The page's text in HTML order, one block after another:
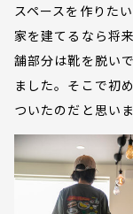
スペースを作りた
家を建てるなら将
舗部分は靴を脱い
ました。そこで初
ついたのだと思いま